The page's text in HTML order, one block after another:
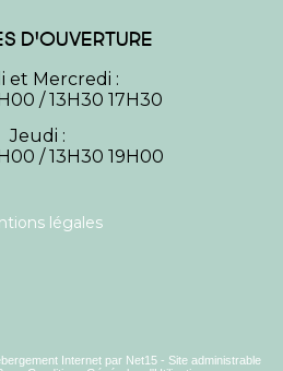
D'OUVERTURE
et Mercredi :
/ 13H30 17H30
Jeudi :
/ 13H30 19H00
légales
Internet par Net15 - Site administrable